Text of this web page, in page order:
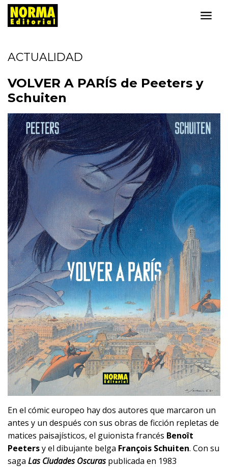
ACTUALIDAD
VOLVER A PARÍS de Peeters y
Schuiten
En el cómic europeo hay dos autores que marcaron un
antes y un después con sus obras de ficción repletas de
matices paisajísticos, el guionista francés Benoît
Peetersy el dibujante belga François Schuiten. Con su
saga Las Ciudades Oscuraspublicada en 1983